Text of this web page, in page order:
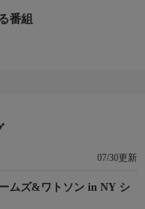
番組
07/30更新
ムズ&ワトソン in NY シ